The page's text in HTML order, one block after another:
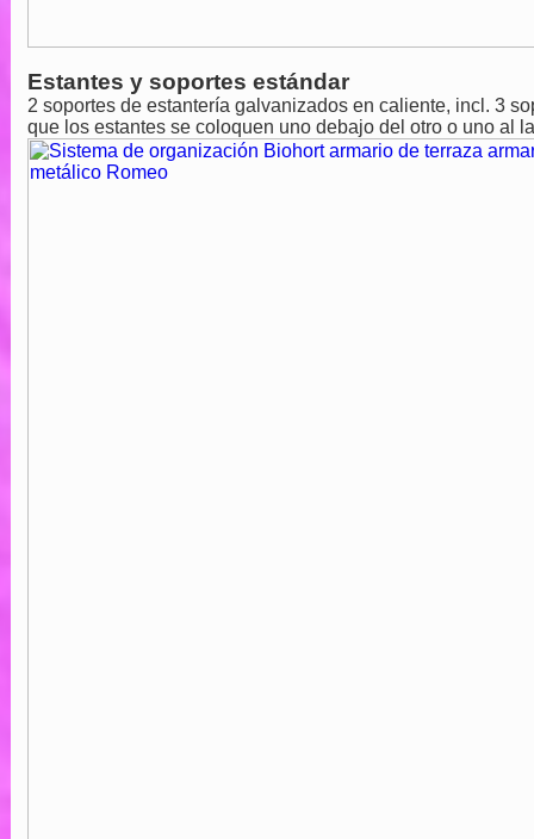
Estantes y soportes estándar
2 soportes de estantería galvanizados en caliente, incl. 3
que los estantes se coloquen uno debajo del otro o uno al